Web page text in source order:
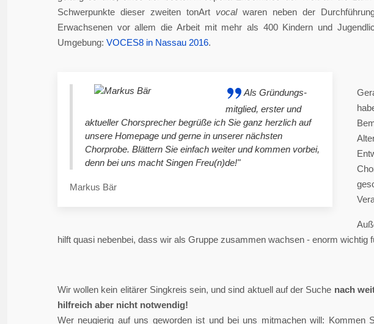
Schwerpunkte dieser zweiten tonArt vocalwaren neben der
Erwachsenen vor allem die Arbeit mit mehr als 400 Kindern und
Umgebung: VOCES8 in Nassau 2016.
Als Gründungs-
mitglied, erster und
aktueller Chorsprecher begrüße ich Sie ganz herzlich auf
unsere Homepage und gerne in unserer nächsten
Chorprobe. Blättern Sie einfach weiter und kommen vorbei,
denn bei uns macht Singen Freu(n)de!"
Markus Bär
hilft quasi nebenbei, dass wir als Gruppe zusammen wachsen - enorm wichtig
Wir wollen kein elitärer Singkreis sein, und sind aktuell auf der Suche nach
hilfreich aber nicht notwendig!
Wer neugierig auf uns geworden ist und bei uns mitmachen will: Kommen